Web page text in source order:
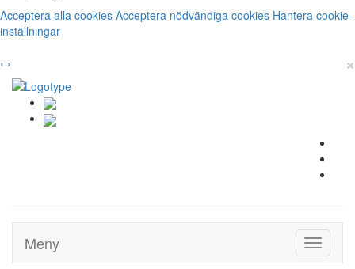
Acceptera alla cookies Acceptera nödvändiga cookies Hantera cookie-
inställningar
‹ › ×
Toggle
Meny